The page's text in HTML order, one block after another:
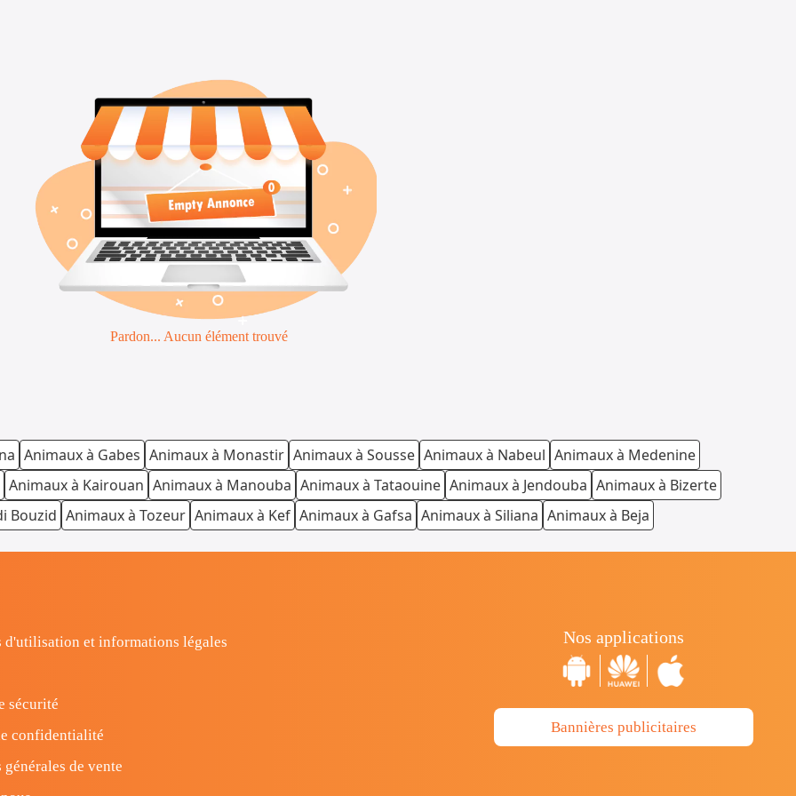
Pardon... Aucun élément trouvé
Animaux à Gabes Animaux à Monastir Animaux à Sousse Animaux à Nabeul Animaux à Medenine
Animaux à Kairouan Animaux à Manouba Animaux à Tataouine Animaux à Jendouba Animaux à Bizerte
Bouzid Animaux à Tozeur Animaux à Kef Animaux à Gafsa Animaux à Siliana Animaux à Beja
d'utilisation et informations légales
sécurité
confidentialité
de vente
Nos applications
Bannières publicitaires